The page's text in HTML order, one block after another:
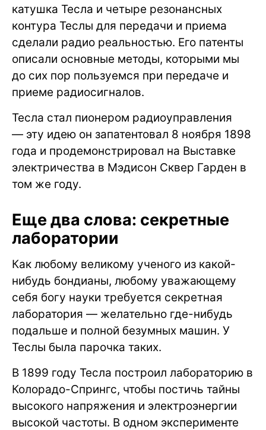
катушка Тесла и четыре резонансных
контура Теслы для передачи и приема
сделали радио реальностью. Его патенты
описали основные методы, которыми мы
до сих пор пользуемся при передаче и
приеме радиосигналов.
Тесла стал пионером радиоуправления
— эту идею он запатентовал 8 ноября 1898
года и продемонстрировал на Выставке
электричества в Мэдисон Сквер Гарден в
том же году.
Еще два слова: секретные
лаборатории
Как любому великому ученого из какой-
нибудь бондианы, любому уважающему
себя богу науки требуется секретная
лаборатория — желательно где-нибудь
подальше и полной безумных машин. У
Теслы была парочка таких.
В 1899 году Тесла построил лабораторию в
Колорадо-Спрингс, чтобы постичь тайны
высокого напряжения и электроэнергии
высокой частоты. В одном эксперименте